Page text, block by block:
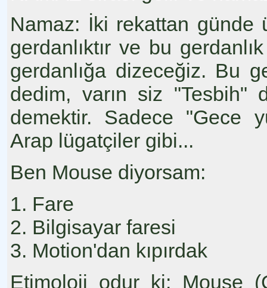
Namaz: İki rekattan günde
gerdanlıktır ve bu
gerdanlığa dizeceğiz. Bu
dedim, varın siz "Tesbih"
demektir. Sadece "Gece
Arap lügatçiler gibi...
Ben Mouse diyorsam:
1. Fare
2. Bilgisayar faresi
3. Motion'dan kıpırdak
Etimoloji odur ki: Mouse